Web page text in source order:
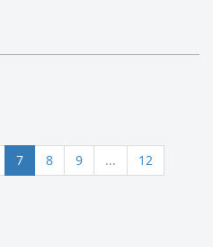
7(aktuální)
8 9 ...
12